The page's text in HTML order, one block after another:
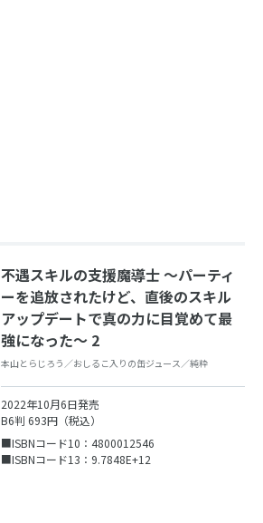
不遇スキルの支援魔導士 ～パーティ
ーを追放されたけど、直後のスキル
アップデートで真の力に目覚めて最
強になった～ 2
本山とらじろう／おしるこ入りの缶ジュース／純粋
2022年10月6日発売
B6判 693円（税込）
■ISBNコード10：4800012546
■ISBNコード13：9.7848E+12